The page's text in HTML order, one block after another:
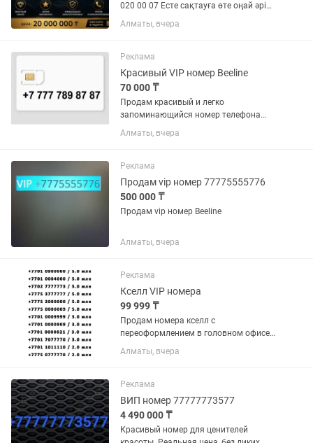
020 00 07 Есте сақтауға өте оңай әрі
ерекше комбинация. ✅ VIP нөмір ✅
Ресми тіркелген ✅ Қайта рәсімдеуге
💰 Бағасы: 20 000 000...
Алматы, вчера
Реклама
Красивый VIP номер Beeline
70 000 ₸
Продам красивый и легко
запоминающийся номер телефона
Beeline. Номер: +7 777 789 87 87 Цена:
70 000 тенге Отлично подойдёт для
или личного...
Алматы, вчера
Реклама
Продам vip номер 77775555776
500 000 ₸
Продам vip номер Beeline
Алматы, вчера
Реклама
Кселл VIP номера
99 999 ₸
Продам номера кселл с
переоформлением в головном офисе
на нового владельца все официально.
НОМЕРА МОЖНО КУПИТЬ В
ЕСТЬ КОМИССИЯ БАНКА !!!
Алматы, вчера
Реклама
ВИП номер 77777773577
4 490 000 ₸
Красивый номер для ценителей